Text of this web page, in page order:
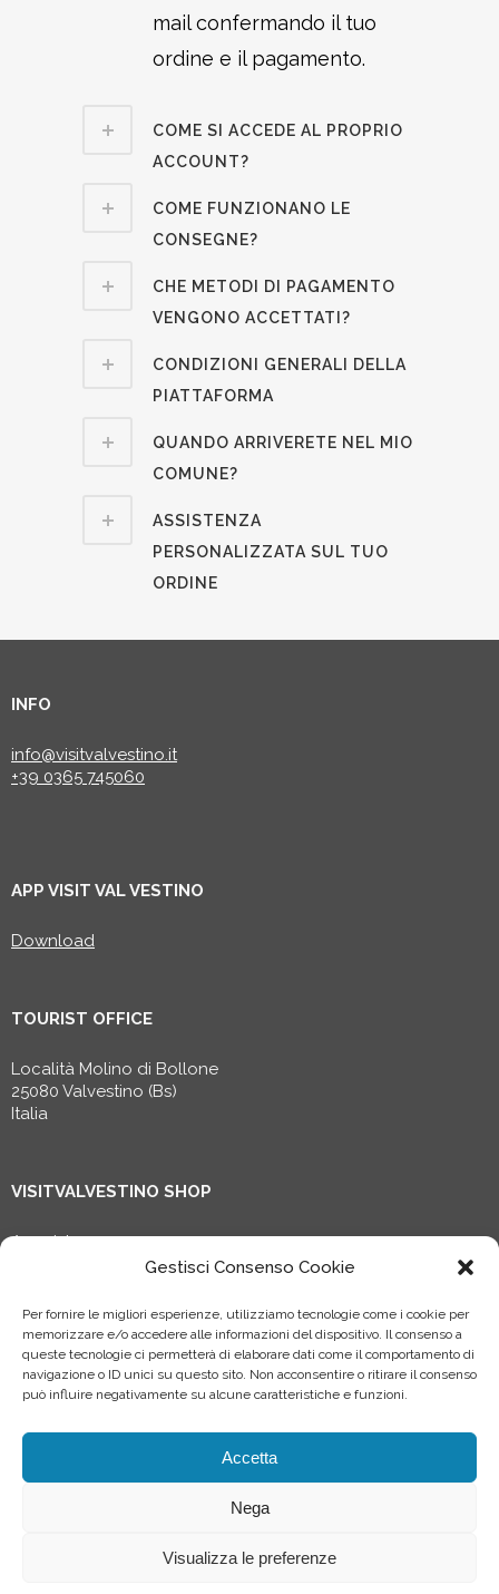
Gestisci Consenso Cookie
Per fornire le migliori esperienze, utilizziamo tecnologie come i cookie per
memorizzare e/o accedere alle informazioni del dispositivo. Il consenso a
queste tecnologie ci permetterà di elaborare dati come il comportamento di
navigazione o ID unici su questo sito. Non acconsentire o ritirare il consenso
può influire negativamente su alcune caratteristiche e funzioni.
Accetta
Nega
Visualizza le preferenze
mail confermando il tuo
ordine e il pagamento.
COME SI ACCEDE AL PROPRIO
ACCOUNT?
COME FUNZIONANO LE
CONSEGNE?
CHE METODI DI PAGAMENTO
VENGONO ACCETTATI?
CONDIZIONI GENERALI DELLA
PIATTAFORMA
QUANDO ARRIVERETE NEL MIO
COMUNE?
ASSISTENZA
PERSONALIZZATA SUL TUO
ORDINE
INFO
info@visitvalvestino.it
+39 0365 745060
APP VISIT VAL VESTINO
Download
TOURIST OFFICE
Località Molino di Bollone
25080 Valvestino (Bs)
Italia
VISITVALVESTINO SHOP
Acquista ora
Area riservata Partners
Progetto riconosciuto dal Ministero della Cultura, finanziato
europea – Next Generation EU.
2026 Consorzio forestale Terra tra i due Laghi, All rights reserved